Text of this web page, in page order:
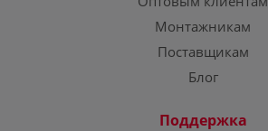
Монтажникам
Поставщикам
Блог
Поддержка